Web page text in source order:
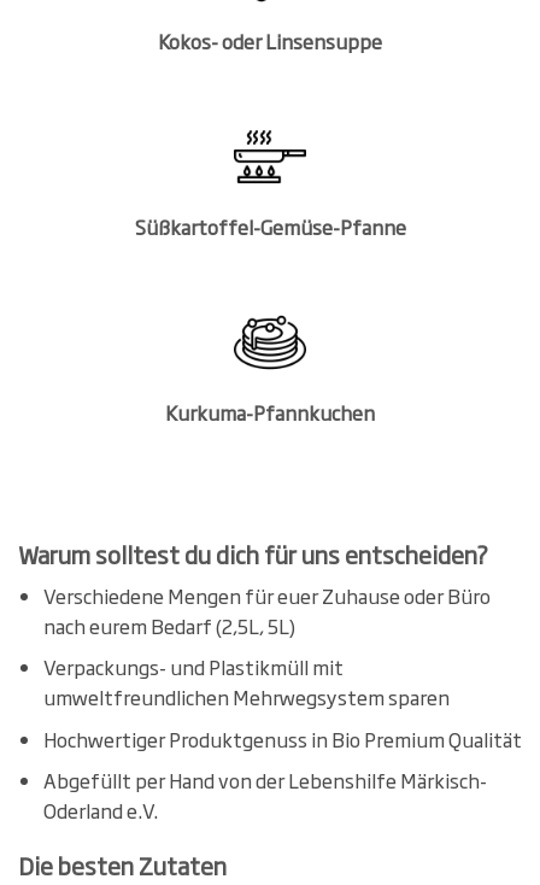
Kokos- oder Linsensuppe
Süßkartoffel-Gemüse-Pfanne
Kurkuma-Pfannkuchen
Warum solltest du dich für uns entscheiden?
Verschiedene Mengen für euer Zuhause oder Büro
nach eurem Bedarf (2,5L, 5L)
Verpackungs- und Plastikmüll mit
umweltfreundlichen Mehrwegsystem sparen
Hochwertiger Produktgenuss in Bio Premium Qualität
Abgefüllt per Hand von der Lebenshilfe Märkisch-
Oderland e.V.
Die besten Zutaten